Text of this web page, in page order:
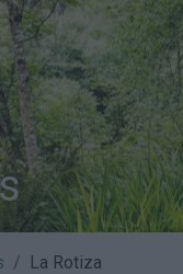
La Rotiza